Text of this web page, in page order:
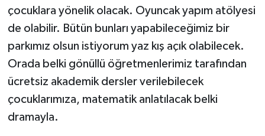
çocuklara yönelik olacak. Oyuncak yapım atölyesi
de olabilir. Bütün bunları yapabileceğimiz bir
parkımız olsun istiyorum yaz kış açık olabilecek.
Orada belki gönüllü öğretmenlerimiz tarafından
ücretsiz akademik dersler verilebilecek
çocuklarımıza, matematik anlatılacak belki
dramayla.